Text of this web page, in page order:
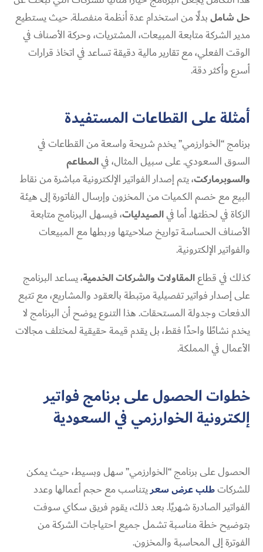
حل شاملبدلًا من استخدام عدة أنظمة منفصلة. حيث يستطيع
مدير الشركة متابعة المبيعات، المشتريات، وحركة الأصناف في
الوقت الفعلي، مع تقارير مالية دقيقة تساعد في اتخاذ قرارات
أسرع وأكثر دقة.
أمثلة على القطاعات المستفيدة
برنامج “الخوارزمي” يخدم شريحة واسعة من القطاعات في
السوق السعودي. على سبيل المثال، فيالمطاعم
والسوبرماركت، يتم إصدار الفواتير الإلكترونية مباشرة من نقاط
البيع مع خصم الكميات من المخزون وإرسال الفاتورة إلى هيئة
الزكاة في لحظتها. أما فيالصيدليات، فيسهل البرنامج متابعة
الأصناف الحساسة تواريخ صلاحيتها وربطها مع المبيعات
والفواتير الإلكترونية.
كذلك في قطاعالمقاولات والشركات الخدمية، يساعد البرنامج
على إصدار فواتير تفصيلية مرتبطة بالعقود والمشاريع، مع تتبع
الدفعات وجدولة المستحقات. هذا التنوع يوضح أن البرنامج لا
يخدم نشاطًا واحدًا فقط، بل يقدم قيمة حقيقية لمختلف مجالات
الأعمال في المملكة.
خطوات الحصول على برنامج فواتير
إلكترونية الخوارزمي في السعودية
الحصول على برنامج “الخوارزمي” سهل وبسيط، حيث يمكن
للشركاتطلب عرض سعريتناسب مع حجم أعمالها وعدد
الفواتير الصادرة شهريًا. بعد ذلك، يقوم فريق سكاي سوفت
بتوضيح خطة مناسبة تشمل جميع احتياجات الشركة من
الفوترة إلى المحاسبة والمخزون.